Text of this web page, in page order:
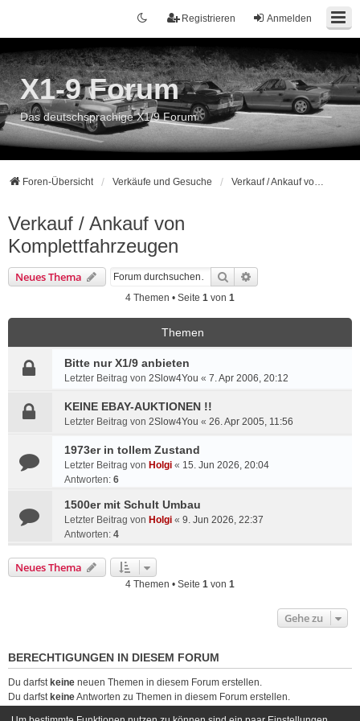
Anmelden
Registrieren
X1-9 Forum
Das deutschsprachige X1/9 Forum
Foren-Übersicht Verkäufe und Gesuche Verkauf / Ankauf von Komplettfahrzeugen
Verkauf / Ankauf von
Komplettfahrzeugen
Neues Thema Suche
4 Themen • Seite 1 von 1
Themen
Bitte nur X1/9 anbieten
Letzter Beitrag von 2Slow4You « 7. Apr 2006, 20:12
KEINE EBAY-AUKTIONEN !!
Letzter Beitrag von 2Slow4You « 26. Apr 2005, 11:56
1973er in tollem Zustand
Letzter Beitrag von Holgi « 15. Jun 2026, 20:04
Antworten: 6
1500er mit Schult Umbau
Letzter Beitrag von Holgi « 9. Jun 2026, 22:37
Antworten: 4
Neues Thema
4 Themen • Seite 1 von 1
Gehe zu
BERECHTIGUNGEN IN DIESEM FORUM
Du darfst keine neuen Themen in diesem Forum erstellen.
Du darfst keineAntworten zu Themen in diesem Forum erstellen.